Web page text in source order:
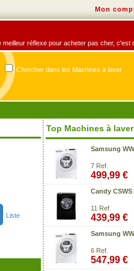
Mon
meilleur réflexe pour acheter pas cher, c'est
Chercher dans les Machines à laver
Liste
Top Machines à laver
Samsung
7 Ref.
499,99 €
Candy CSWS
11 Ref.
439,99 €
Samsung
6 Ref.
547,99 €